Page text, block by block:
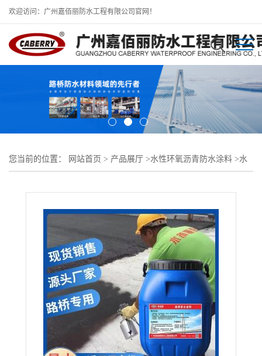
欢迎访问：广州嘉佰丽防水工程有限公司官网！
您当前的位置： 网站首页 > 产品展厅 >水性环氧沥青防水涂料 >水